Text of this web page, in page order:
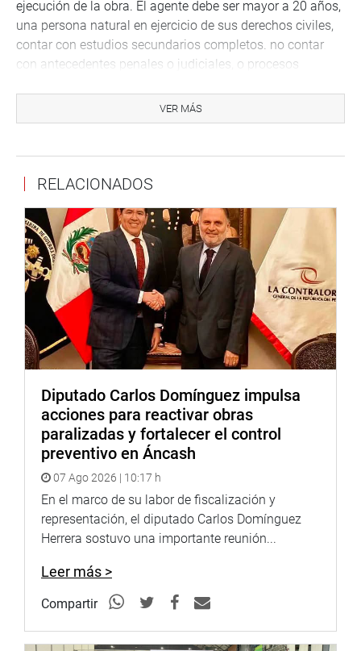
ejecución de la obra. El agente debe ser mayor a 20 años,
una persona natural en ejercicio de sus derechos civiles,
contar con estudios secundarios completos. no contar
con antecedentes penales o judiciales, o procesos
VER MÁS
RELACIONADOS
Diputado Carlos Domínguez impulsa
acciones para reactivar obras
paralizadas y fortalecer el control
preventivo en Áncash
07 Ago 2026 | 10:17 h
En el marco de su labor de fiscalización y
representación, el diputado Carlos Domínguez
Herrera sostuvo una importante reunión...
Leer más >
Compartir